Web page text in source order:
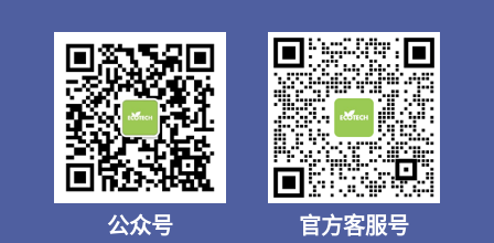
公众号 官方客服号